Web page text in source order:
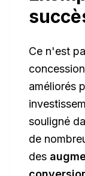
Ce n'est
améliorés
souligné
de
des